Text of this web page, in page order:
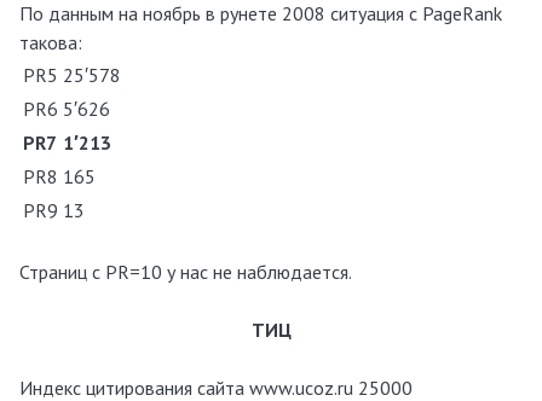
По данным на ноябрь в рунете 2008 ситуация с PageRank
такова:
PR5 25′578
PR6 5′626
PR7 1′213
PR8 165
PR9 13
Страниц с PR=10 у нас не наблюдается.
ТИЦ
Индекс цитирования сайта www.ucoz.ru 25000